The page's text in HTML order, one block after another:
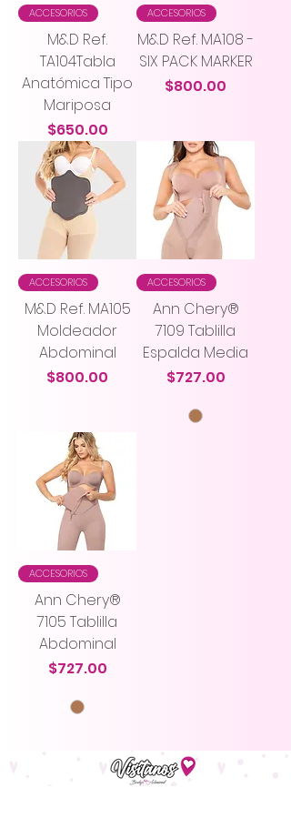
ACCESORIOS
M&D Ref.
TA104Tabla
Anatómica Tipo
Mariposa
Precio
$650.00
ACCESORIOS
M&D Ref. MA108 -
SIX PACK MARKER
Precio
$800.00
ACCESORIOS
M&D Ref. MA105
Moldeador
Abdominal
Precio
$800.00
ACCESORIOS
Ann Chery®
7109 Tablilla
Espalda Media
Precio
$727.00
ACCESORIOS
Ann Chery®
7105 Tablilla
Abdominal
Precio
$727.00